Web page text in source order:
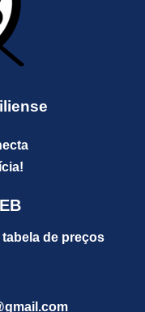
de preços
ail.com